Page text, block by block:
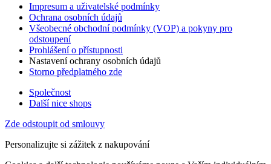
Impresum a uživatelské podmínky
Ochrana osobních údajů
Všeobecné obchodní podmínky (VOP) a pokyny pro
odstoupení
Prohlášení o přístupnosti
Nastavení ochrany osobních údajů
Storno předplatného zde
Společnost
Další nice shops
Zde odstoupit od smlouvy
Personalizujte si zážitek z nakupování